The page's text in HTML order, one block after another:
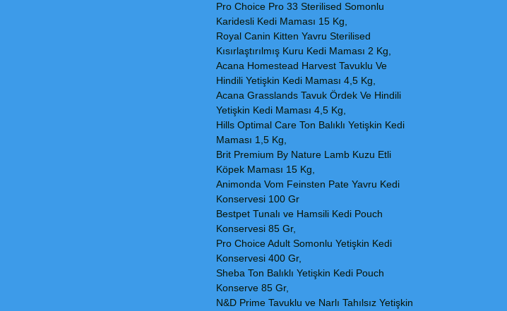
Pro Choice Pro 33 Sterilised Somonlu
Karidesli Kedi Maması 15 Kg,
Royal Canin Kitten Yavru Sterilised
Kısırlaştırılmış Kuru Kedi Maması 2 Kg,
Acana Homestead Harvest Tavuklu Ve
Hindili Yetişkin Kedi Maması 4,5 Kg,
Acana Grasslands Tavuk Ördek Ve Hindili
Yetişkin Kedi Maması 4,5 Kg,
Hills Optimal Care Ton Balıklı Yetişkin Kedi
Maması 1,5 Kg,
Brit Premium By Nature Lamb Kuzu Etli
Köpek Maması 15 Kg,
Animonda Vom Feinsten Pate Yavru Kedi
Konservesi 100 Gr
Bestpet Tunalı ve Hamsili Kedi Pouch
Konservesi 85 Gr,
Pro Choice Adult Somonlu Yetişkin Kedi
Konservesi 400 Gr,
Sheba Ton Balıklı Yetişkin Kedi Pouch
Konserve 85 Gr,
N&D Prime Tavuklu ve Narlı Tahılsız Yetişkin